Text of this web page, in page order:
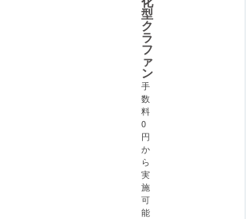
型
ク
ラ
フ
ァ
ン
手
数
料
0
円
か
ら
実
施
可
能